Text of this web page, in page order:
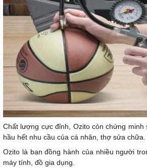
Chất lượng cực đỉnh, Ozito còn chứng minh
hầu hết nhu cầu của cá nhân, thợ sửa chữa.
Ozito là bạn đồng hành của nhiều người
máy tính, đồ gia dụng.